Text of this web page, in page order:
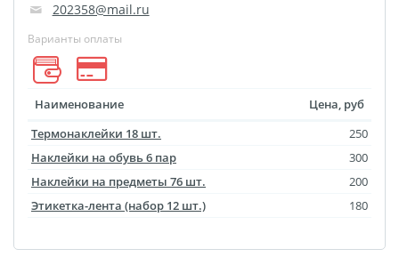
Фото на галстуке
Фото на фартуке
Фото на сумке
Фото на кружках
Фото на футболках
Фото на бейсболке
Фото на значке
202358@mail.ru
Варианты оплаты
Наименование
Цена, руб
Термонаклейки 18 шт.
250
Наклейки на обувь 6 пар
300
Наклейки на предметы 76 шт.
200
Этикетка-лента (набор 12 шт.)
180